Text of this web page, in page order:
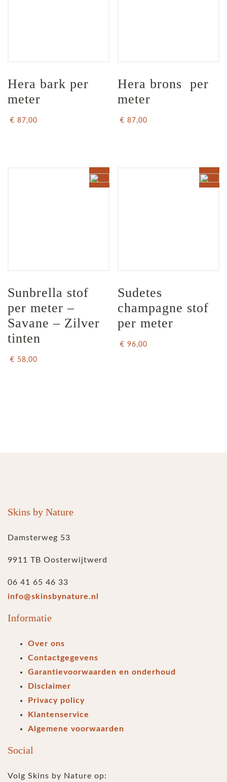
Hera bark per
meter
€ 87,00
Hera brons  per
meter
€ 87,00
Sunbrella stof
per meter –
Savane – Zilver
tinten
€ 58,00
Sudetes
champagne stof
per meter
€ 96,00
Skins by Nature
Damsterweg 53
9911 TB Oosterwijtwerd
06 41 65 46 33
info@skinsbynature.nl
Informatie
Over ons
Contactgegevens
Garantievoorwaarden en onderhoud
Disclaimer
Privacy policy
Klantenservice
Algemene voorwaarden
Social
Volg Skins by Nature op: